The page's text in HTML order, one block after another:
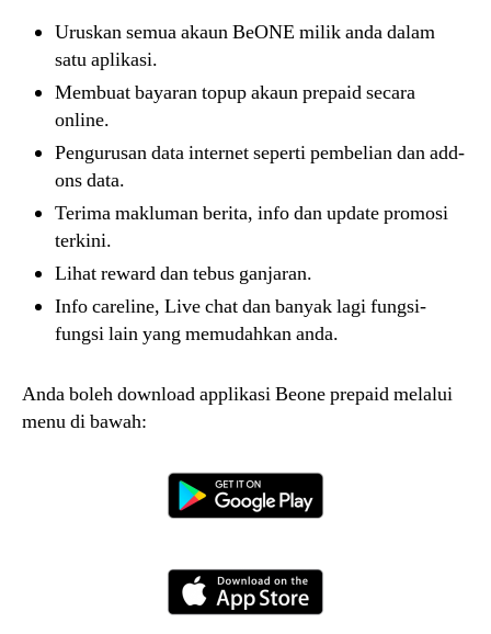
Uruskan semua akaun BeONE milik anda dalam
satu aplikasi.
Membuat bayaran topup akaun prepaid secara
online.
Pengurusan data internet seperti pembelian dan add-
ons data.
Terima makluman berita, info dan update promosi
terkini.
Lihat reward dan tebus ganjaran.
Info careline, Live chat dan banyak lagi fungsi-
fungsi lain yang memudahkan anda.
Anda boleh download applikasi Beone prepaid melalui
menu di bawah: